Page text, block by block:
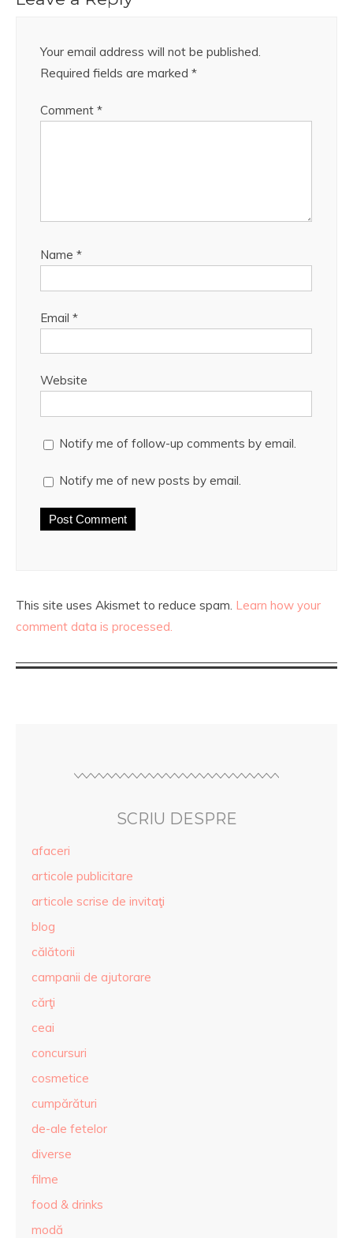
Your email address will not be published.
Required fields are marked *
Comment *
Name *
Email *
Website
Notify me of follow-up comments by email.
Notify me of new posts by email.
This site uses Akismet to reduce spam. Learn how your
comment data is processed.
SCRIU DESPRE
afaceri
articole publicitare
articole scrise de invitaţi
blog
călătorii
campanii de ajutorare
cărţi
ceai
concursuri
cosmetice
cumpărături
de-ale fetelor
diverse
filme
food & drinks
modă